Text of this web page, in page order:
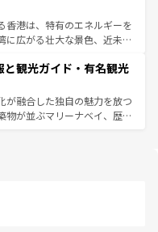
トナムコーヒーなどは、ぜ
域を訪れてもあたたかい人々
、きっと忘れられない旅にな
はチェンマイなどの山岳地
はプーケットやクラビの美し
しむことができる。タイ料理
、どの季節にも異なる楽しみ
イの人々、仏教を中心とし
源が、訪れる旅人を魅了し続
報はコンテンツ一覧を参照して
香港は、特有のエネルギーを
に広がる壮大な景色、近未来
はず。観光スポットが密集し
れるのも魅力。息をのむよ
で、香港を存分に楽しみ尽く
報はコンテンツ一覧を参照して
観光ガイド・有名観光
が融合した独自の魅力を放つ
物が並ぶマリーナベイ、歴史
楽しめる外せないスポット